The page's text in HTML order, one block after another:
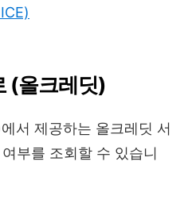
(올크레딧)
서 제공하는 올크레딧 서
부를 조회할 수 있습니